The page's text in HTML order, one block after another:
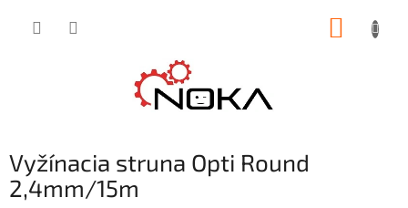
Vyžínacia struna Opti Round
2,4mm/15m